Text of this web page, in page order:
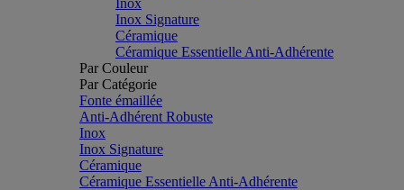
Inox
Inox Signature
Céramique
Céramique Essentielle Anti-Adhérente
Par Couleur
Par Catégorie
Fonte émaillée
Anti-Adhérent Robuste
Inox
Inox Signature
Céramique
Céramique Essentielle Anti-Adhérente